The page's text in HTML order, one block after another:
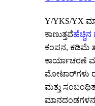
Y/YKS/YX
ಕಾಣುತ್ತವೆಹೆಚ್ಚಿನ
ಕಂಪನ, ಕಡಿಮೆ
ಕಾರ್ಯಾಚರಣೆ
ಮೋಟಾರ್‌ಗಳು
ಮತ್ತು